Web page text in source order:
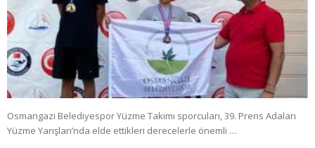
Osmangazi Belediyespor Yüzme Takımı sporcuları, 39. Prens Adaları
Yüzme Yarışları’nda elde ettikleri derecelerle önemli …